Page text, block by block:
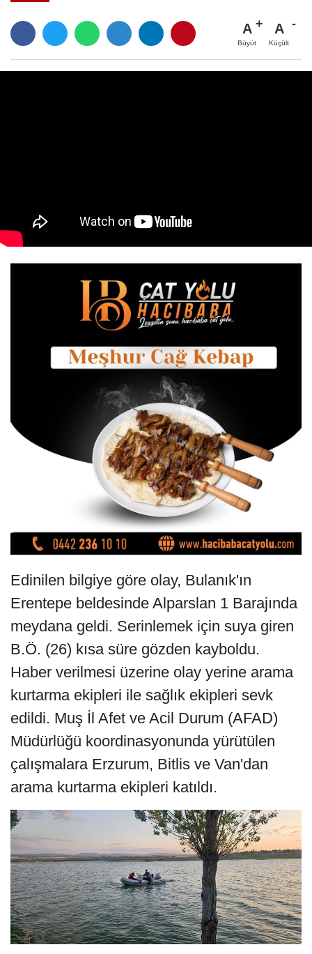
A
Büyüt
A
Küçült
Edinilen bilgiye göre olay, Bulanık'ın
Erentepe beldesinde Alparslan 1 Barajında
meydana geldi. Serinlemek için suya giren
B.Ö. (26) kısa süre gözden kayboldu.
Haber verilmesi üzerine olay yerine arama
kurtarma ekipleri ile sağlık ekipleri sevk
edildi. Muş İl Afet ve Acil Durum (AFAD)
Müdürlüğü koordinasyonunda yürütülen
çalışmalara Erzurum, Bitlis ve Van'dan
arama kurtarma ekipleri katıldı.